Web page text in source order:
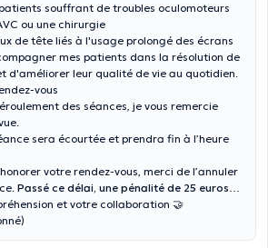
souffrant de troubles oculomoteurs
ou une chirurgie
de tête liés à l'usage prolongé des écrans
mes patients dans la résolution de
d'améliorer leur qualité de vie au quotidien.
vous
des séances, je vous remercie
sera écourtée et prendra fin à l’heure
votre rendez-vous, merci de l’annuler
Passé ce délai, une pénalité de 25 euros
et votre collaboration 🤝